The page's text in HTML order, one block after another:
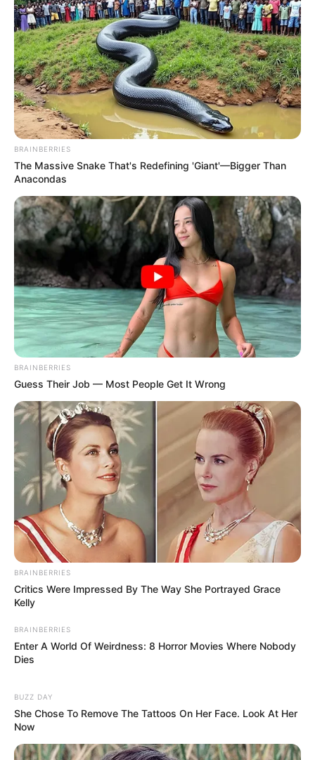
saját határait, értékeit és céljait. Rubint Réka
története ezért sokak számára inspiráló lehet.
Nemcsak azért, mert egy nehéz helyzetből sikerül
kilábalnia, hanem azért is, mert képes volt erőt
meríteni a legnehezebb időszakból, és azt mások
javára fordítani. A mostani hírek egyértelműen
pozitív fordulatról szólnak.
Bár a teljes gyógyulás folyamata még időt
igényelhet, az irány biztató. Az apró jelek – mint a
haj növekedése vagy a növekvő energiaszint –
mind azt mutatják, hogy a szervezet és a lélek is
regenerálódik. Ez a történet pedig egy fontos
üzenetet hordoz: még a legnehezebb időszakok
után is van lehetőség a megújulásra. Néha lassan,
apró lépésekben, de a változás elindul – és egy
ponton már nem lehet megállítani
BRAINBERRIES
The Massive Snake That's Redefining 'Giant'—Bigger Than
Anacondas
BRAINBERRIES
Guess Their Job — Most People Get It Wrong
BRAINBERRIES
Critics Were Impressed By The Way She Portrayed Grace
Kelly
BRAINBERRIES
Enter A World Of Weirdness: 8 Horror Movies Where Nobody
Dies
BUZZ DAY
She Chose To Remove The Tattoos On Her Face. Look At Her
Now